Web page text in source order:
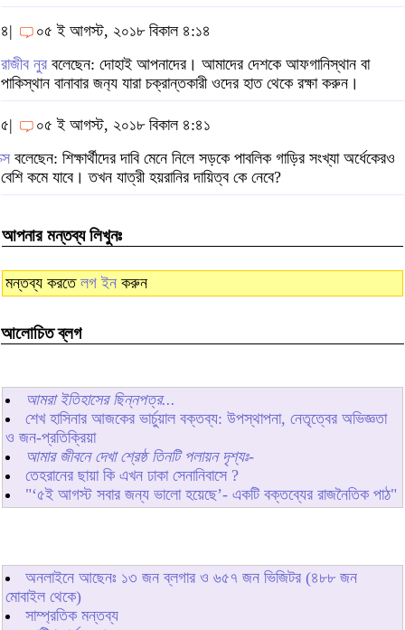
৪|
০৫ ই আগস্ট, ২০১৮ বিকাল ৪:১৪
রাজীব নুর বলেছেন: দোহাই আপনাদের। আমাদের দেশকে আফগানিস্থান বা
পাকিস্থান বানাবার জন‍্য যারা চক্রান্তকারী ওদের হাত থেকে রক্ষা করুন।
৫|
০৫ ই আগস্ট, ২০১৮ বিকাল ৪:৪১
ক্স বলেছেন: শিক্ষার্থীদের দাবি মেনে নিলে সড়কে পাবলিক গাড়ির সংখ্যা অর্ধেকেরও
বেশি কমে যাবে। তখন যাত্রী হয়রানির দায়িত্ব কে নেবে?
আপনার মন্তব্য লিখুনঃ
মন্তব্য করতে লগ ইন করুন
আলোচিত ব্লগ
আমরা ইতিহাসের ছিন্নপত্র...
শেখ হাসিনার আজকের ভার্চুয়াল বক্তব্য: উপস্থাপনা, নেতৃত্বের অভিজ্ঞতা
ও জন-প্রতিক্রিয়া
আমার জীবনে দেখা শ্রেষ্ঠ তিনটি পলায়ন দৃশ্যঃ-
তেহরানের ছায়া কি এখন ঢাকা সেনানিবাসে ?
"‘৫ই আগস্ট সবার জন্য ভালো হয়েছে’- একটি বক্তব্যের রাজনৈতিক পাঠ"
অনলাইনে আছেনঃ ১৩ জন ব্লগার ও ৬৫৭ জন ভিজিটর (৪৮৮ জন
মোবাইল থেকে)
সাম্প্রতিক মন্তব্য